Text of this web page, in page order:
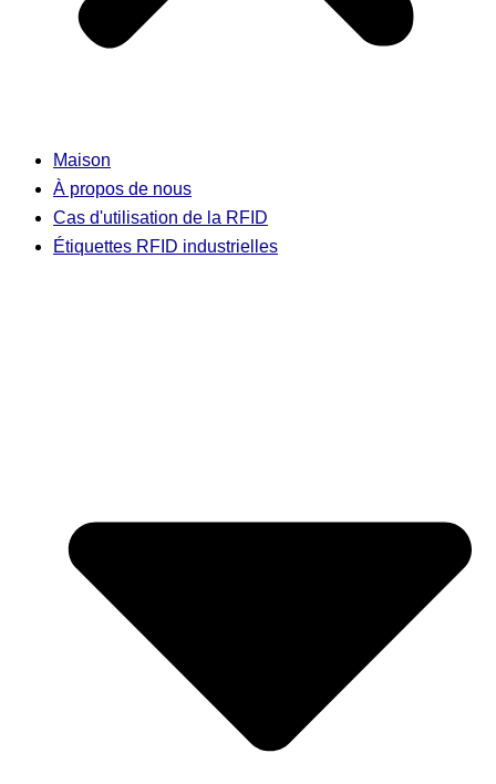
Maison
À propos de nous
Cas d'utilisation de la RFID
Étiquettes RFID industrielles